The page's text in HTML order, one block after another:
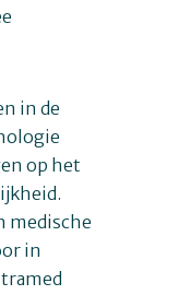
in de
op het
medische
in